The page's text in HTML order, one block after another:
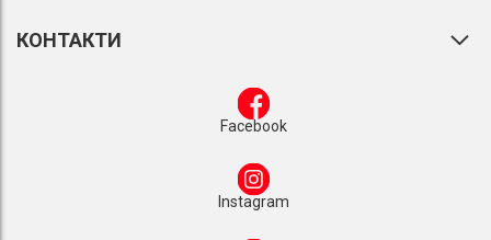
КОНТАКТИ
Facebook
Instagram